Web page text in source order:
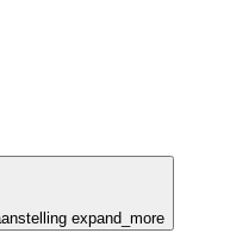
expand_more